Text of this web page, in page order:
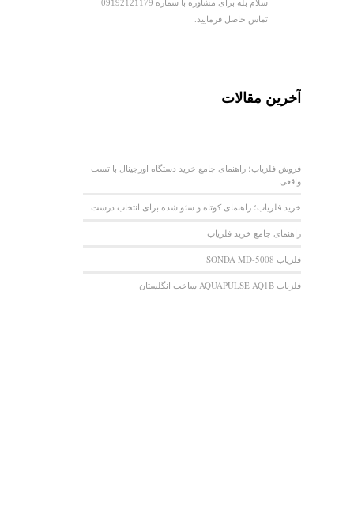
سلام بله برای مشاوره با شماره 09192121179
تماس حاصل فرمایید.
آخرین مقالات
فروش فلزیاب؛ راهنمای جامع خرید دستگاه اورجینال با تست
واقعی
خرید فلزیاب؛ راهنمای کوتاه و سئو شده برای انتخاب درست
راهنمای جامع خرید فلزیاب
فلزیاب SONDA MD-5008
فلزیاب AQUAPULSE AQ1B ساخت انگلستان